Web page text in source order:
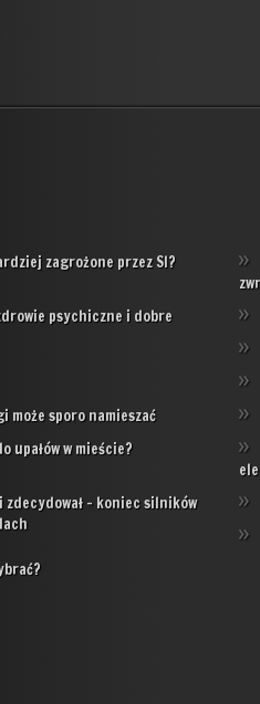
zagrożone przez SI?
psychiczne i dobre
sporo namieszać
upałów w mieście?
– koniec silników